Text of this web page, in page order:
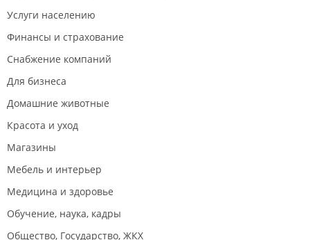
Услуги населению
Финансы и страхование
Снабжение компаний
Для бизнеса
Домашние животные
Красота и уход
Магазины
Мебель и интерьер
Медицина и здоровье
Обучение, наука, кадры
Общество, Государство, ЖКХ